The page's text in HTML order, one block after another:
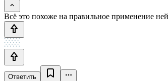
Всё это похоже на правильное применение
Ответить